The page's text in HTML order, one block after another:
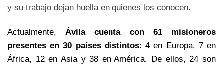
y su trabajo dejan huella en quienes los conocen.
Actualmente,Ávila cuenta con 61 misioneros
presentes en 30 países distintos: 4 en Europa, 7 en
África, 12 en Asia y 38 en América. De ellos, 24 son